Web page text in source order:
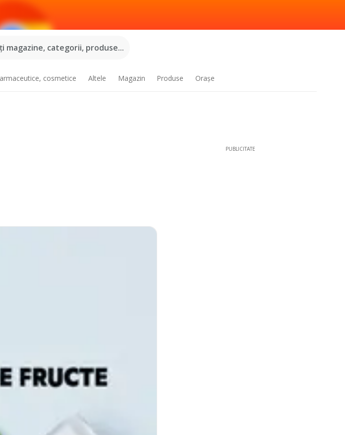
magazine, categorii, produse...
cosmetice Altele Magazin Produse Oraşe
PUBLICITATE